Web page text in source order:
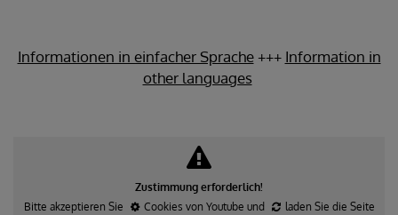
Informationen in einfacher Sprache+++ Information in
other languages
Zustimmung erforderlich!
Bitte akzeptieren Sie
Cookies von Youtube und
laden Sie die Seite